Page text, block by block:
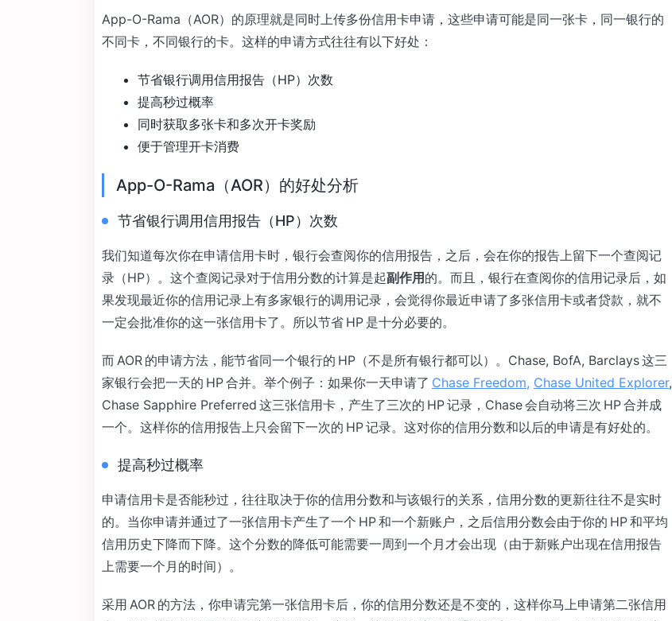
App-O-Rama（AOR）的原理就是同时上传多份信用卡申请，这些申请可能是同一张卡，同一银行的
不同卡，不同银行的卡。这样的申请方式往往有以下好处：
节省银行调用信用报告（HP）次数
提高秒过概率
同时获取多张卡和多次开卡奖励
便于管理开卡消费
App-O-Rama（AOR）的好处分析
节省银行调用信用报告（HP）次数
我们知道每次你在申请信用卡时，银行会查阅你的信用报告，之后，会在你的报告上留下一个查阅记
录（HP）。这个查阅记录对于信用分数的计算是起副作用 的。而且，银行在查阅你的信用记录后，如
果发现最近你的信用记录上有多家银行的调用记录，会觉得你最近申请了多张信用卡或者贷款，就不
一定会批准你的这一张信用卡了。所以节省 HP 是十分必要的。
而 AOR 的申请方法，能节省同一个银行的 HP（不是所有银行都可以）。Chase, BofA, Barclays 这三
家银行会把一天的 HP 合并。举个例子：如果你一天申请了 Chase Freedom, Chase United Explorer,
Chase Sapphire Preferred 这三张信用卡，产生了三次的 HP 记录，Chase 会自动将三次 HP 合并成
一个。这样你的信用报告上只会留下一次的 HP 记录。这对你的信用分数和以后的申请是有好处的。
提高秒过概率
申请信用卡是否能秒过，往往取决于你的信用分数和与该银行的关系，信用分数的更新往往不是实时
的。当你申请并通过了一张信用卡产生了一个 HP 和一个新账户，之后信用分数会由于你的 HP 和平均
信用历史下降而下降。这个分数的降低可能需要一周到一个月才会出现（由于新账户出现在信用报告
上需要一个月的时间）。
采用 AOR 的方法，你申请完第一张信用卡后，你的信用分数还是不变的，这样你马上申请第二张信用